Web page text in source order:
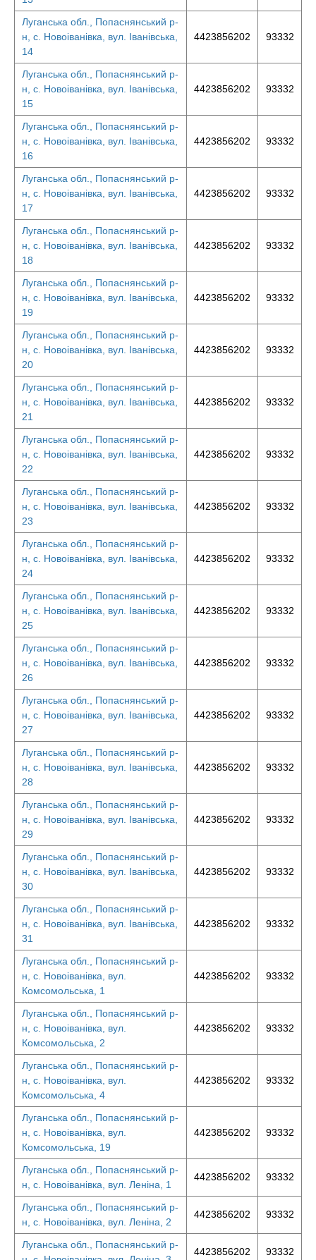
Луганська обл., Попаснянський р-
н, с. Новоіванівка, вул. Іванівська,
14
4423856202 93332
Луганська обл., Попаснянський р-
н, с. Новоіванівка, вул. Іванівська,
15
4423856202 93332
Луганська обл., Попаснянський р-
н, с. Новоіванівка, вул. Іванівська,
16
4423856202 93332
Луганська обл., Попаснянський р-
н, с. Новоіванівка, вул. Іванівська,
17
4423856202 93332
Луганська обл., Попаснянський р-
н, с. Новоіванівка, вул. Іванівська,
18
4423856202 93332
Луганська обл., Попаснянський р-
н, с. Новоіванівка, вул. Іванівська,
19
4423856202 93332
Луганська обл., Попаснянський р-
н, с. Новоіванівка, вул. Іванівська,
20
4423856202 93332
Луганська обл., Попаснянський р-
н, с. Новоіванівка, вул. Іванівська,
21
4423856202 93332
Луганська обл., Попаснянський р-
н, с. Новоіванівка, вул. Іванівська,
22
4423856202 93332
Луганська обл., Попаснянський р-
н, с. Новоіванівка, вул. Іванівська,
23
4423856202 93332
Луганська обл., Попаснянський р-
н, с. Новоіванівка, вул. Іванівська,
24
4423856202 93332
Луганська обл., Попаснянський р-
н, с. Новоіванівка, вул. Іванівська,
25
4423856202 93332
Луганська обл., Попаснянський р-
н, с. Новоіванівка, вул. Іванівська,
26
4423856202 93332
Луганська обл., Попаснянський р-
н, с. Новоіванівка, вул. Іванівська,
27
4423856202 93332
Луганська обл., Попаснянський р-
н, с. Новоіванівка, вул. Іванівська,
28
4423856202 93332
Луганська обл., Попаснянський р-
н, с. Новоіванівка, вул. Іванівська,
29
4423856202 93332
Луганська обл., Попаснянський р-
н, с. Новоіванівка, вул. Іванівська,
30
4423856202 93332
Луганська обл., Попаснянський р-
н, с. Новоіванівка, вул. Іванівська,
31
4423856202 93332
Луганська обл., Попаснянський р-
н, с. Новоіванівка, вул.
Комсомольська, 1
4423856202 93332
Луганська обл., Попаснянський р-
н, с. Новоіванівка, вул.
Комсомольська, 2
4423856202 93332
Луганська обл., Попаснянський р-
н, с. Новоіванівка, вул.
Комсомольська, 4
4423856202 93332
Луганська обл., Попаснянський р-
н, с. Новоіванівка, вул.
Комсомольська, 19
4423856202 93332
Луганська обл., Попаснянський р-
н, с. Новоіванівка, вул. Леніна, 1
4423856202 93332
Луганська обл., Попаснянський р-
н, с. Новоіванівка, вул. Леніна, 2
4423856202 93332
Луганська обл., Попаснянський р-
4423856202 93332